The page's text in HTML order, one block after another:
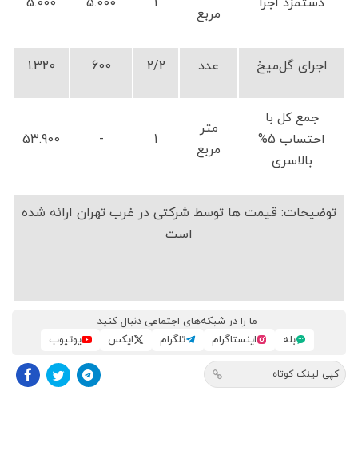
مربع
اجرای گل‌میخ عدد 2/2
600
1.320
جمع کل با
احتساب 5%
بالاسری
متر
مربع
1
-
53.900
توضیحات: قیمت ها توسط شرکتی در غرب تهران ارائه شده
است
ما را در شبکه‌های اجتماعی دنبال کنید
بله
اینستاگرام تلگرام ایکس یوتیوب
کپی لینک کوتاه